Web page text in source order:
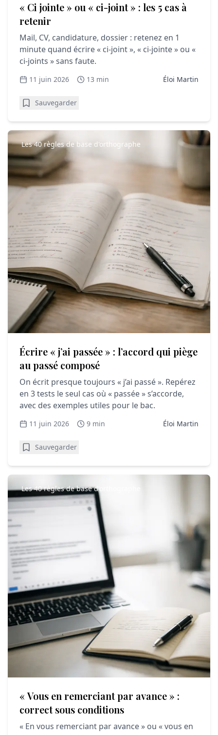
« Ci jointe » ou « ci-joint » : les 5 cas à
retenir
Mail, CV, candidature, dossier : retenez en 1
minute quand écrire « ci-joint », « ci-jointe » ou «
ci-joints » sans faute.
11 juin 2026 13 min Éloi Martin
Sauvegarder
Les 40 règles de base d'orthographe
Écrire « j’ai passée » : l’accord qui piège
au passé composé
On écrit presque toujours « j’ai passé ». Repérez
en 3 tests le seul cas où « passée » s’accorde,
avec des exemples utiles pour le bac.
11 juin 2026 9 min Éloi Martin
Sauvegarder
Les 40 règles de base d'orthographe
« Vous en remerciant par avance » :
correct sous conditions
« En vous remerciant par avance » ou « vous en